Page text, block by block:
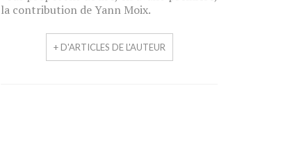
la contribution de Yann Moix.
+ D'ARTICLES DE L'AUTEUR